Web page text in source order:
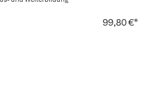
99,80 €*